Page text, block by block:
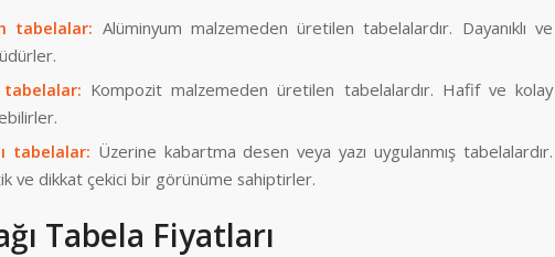
tabelalar: Alüminyum malzemeden üretilen tabelalardır. Dayanıklı ve
Kompozit malzemeden üretilen tabelalardır. Hafif ve kolay
tabelalar: Üzerine kabartma desen veya yazı uygulanmış tabelalardır.
ve dikkat çekici bir görünüme sahiptirler.
Tabela Fiyatları